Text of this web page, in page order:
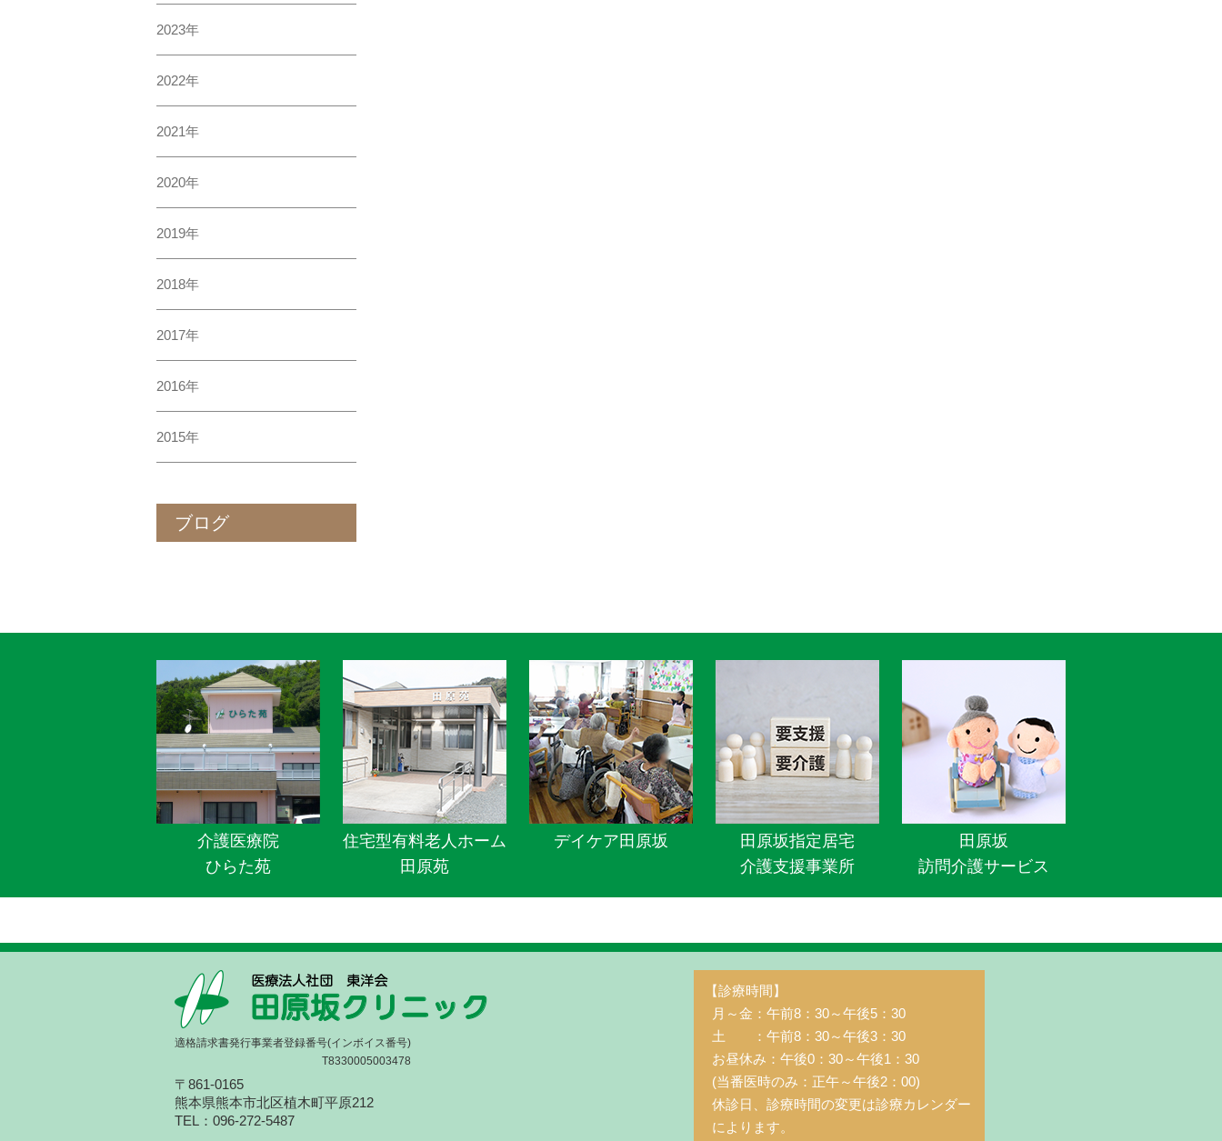
2023年
2022年
2021年
2020年
2019年
2018年
2017年
2016年
2015年
ブログ
介護医療院
ひらた苑
住宅型有料老人ホーム
田原苑
デイケア田原坂
田原坂指定居宅
介護支援事業所
田原坂
訪問介護サービス
適格請求書発行事業者登録番号(インボイス番号)
T8330005003478
〒861-0165
熊本県熊本市北区植木町平原212
TEL：096-272-5487
【診療時間】
月～金：午前8：30～午後5：30
土 ：午前8：30～午後3：30
お昼休み：午後0：30～午後1：30
(当番医時のみ：正午～午後2：00)
休診日、診療時間の変更は診療カレンダー
によります。